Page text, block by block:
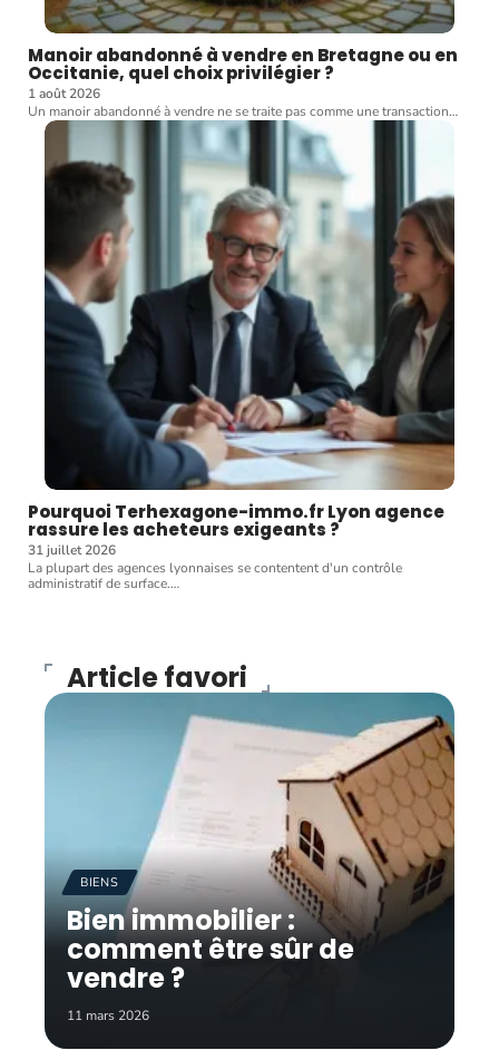
Manoir abandonné à vendre en Bretagne ou en
Occitanie, quel choix privilégier ?
1 août 2026
Un manoir abandonné à vendre ne se traite pas comme une transaction…
Pourquoi Terhexagone-immo.fr Lyon agence
rassure les acheteurs exigeants ?
31 juillet 2026
La plupart des agences lyonnaises se contentent d'un contrôle
administratif de surface.…
Article favori
BIENS
Bien immobilier :
comment être sûr de
vendre ?
11 mars 2026